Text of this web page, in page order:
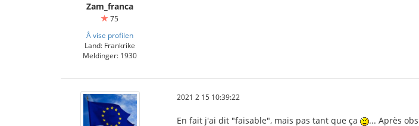
Zam_franca
75
Å vise profilen
Land: Frankrike
Meldinger: 1930
2021 2 15 10:39:22
En fait j'ai dit "faisable", mais pas tant que ça
... Après